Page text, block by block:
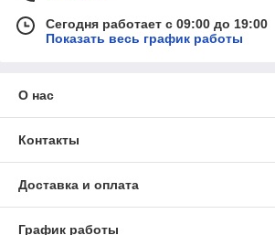
Сегодня работает с 09:00 до 19:00
Показать весь график работы
О нас
Контакты
Доставка и оплата
График работы